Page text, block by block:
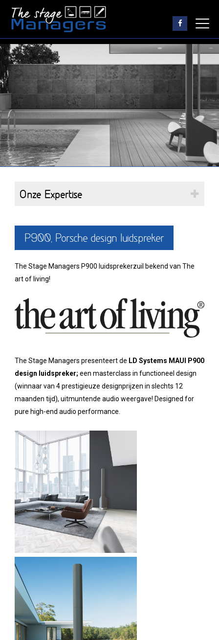
Onze Expertise
P900, Porsche design luidspreker
The Stage Managers P900 luidsprekerzuil bekend van The
art of living!
The Stage Managers presenteert de LD Systems MAUI P900
design luidspreker; een masterclass in functioneel design
(winnaar van 4 prestigieuze designprijzen in slechts 12
maanden tijd), uitmuntende audio weergave! Designed for
pure high-end audio performance.